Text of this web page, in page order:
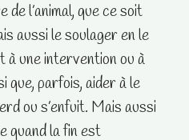
l’animal, que ce soit
aussi le soulager en le
une intervention ou à
que, parfois, aider à le
ou s’enfuit. Mais aussi
quand la fin est